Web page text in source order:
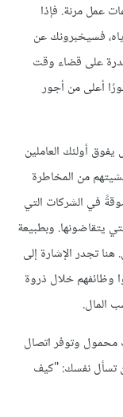
عمل مرنة. فإذا
فسيخبرونك عن
على قضاء وقت
أعلى من أجور
أولئك العاملين
من المخاطرة
في الشركات التي
يتقاضونها. وبطبيعة
تجدر الإشارة إلى
وظائفهم خلال ذروة
محمول وتوفر اتصال
تسأل نفسك: "كيف